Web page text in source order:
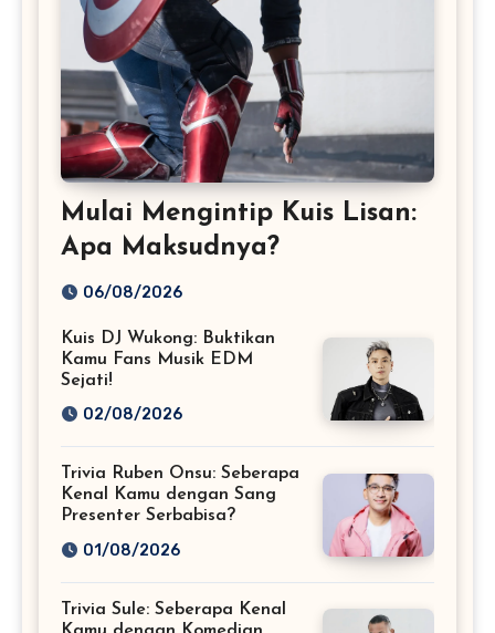
Mulai Mengintip Kuis Lisan:
Apa Maksudnya?
06/08/2026
Kuis DJ Wukong: Buktikan
Kamu Fans Musik EDM
Sejati!
02/08/2026
Trivia Ruben Onsu: Seberapa
Kenal Kamu dengan Sang
Presenter Serbabisa?
01/08/2026
Trivia Sule: Seberapa Kenal